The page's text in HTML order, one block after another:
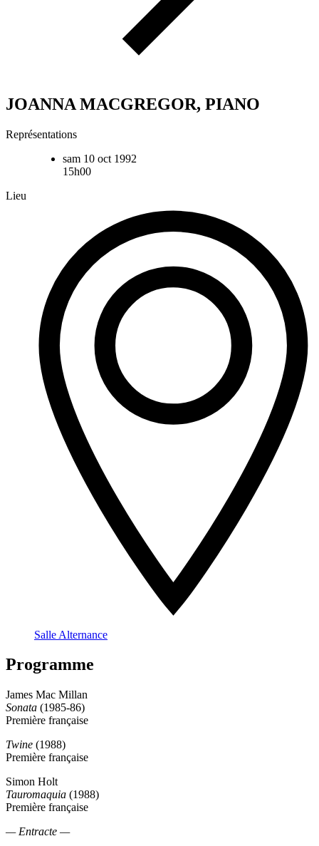
JOANNA MACGREGOR, PIANO
Représentations
sam 10 oct 1992
15h00
Lieu
Salle Alternance
Programme
James Mac Millan
Sonata (1985-86)
Première française
Twine (1988)
Première française
Simon Holt
Tauromaquia (1988)
Première française
— Entracte —